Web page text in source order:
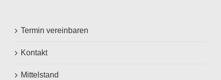
Termin vereinbaren
Kontakt
Mittelstand